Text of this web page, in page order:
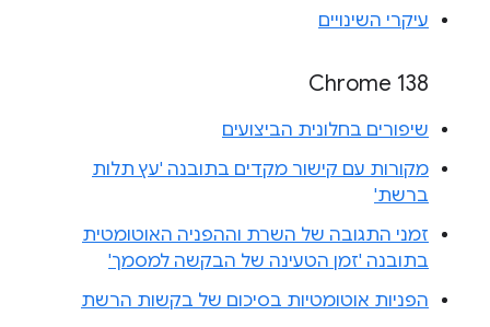
עיקרי השינויים
Chrome 138
שיפורים בחלונית הביצועים
מקורות עם קישור מקדים בתובנה 'עץ תלות
ברשת'
זמני התגובה של השרת וההפניה האוטומטית
בתובנה 'זמן הטעינה של הבקשה למסמך'
הפניות אוטומטיות בסיכום של בקשות הרשת